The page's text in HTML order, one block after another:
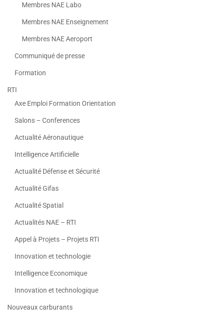
Membres NAE Labo
Membres NAE Enseignement
Membres NAE Aeroport
Communiqué de presse
Formation
RTI
Axe Emploi Formation Orientation
Salons – Conferences
Actualité Aéronautique
Intelligence Artificielle
Actualité Défense et Sécurité
Actualité Gifas
Actualité Spatial
Actualités NAE – RTI
Appel à Projets – Projets RTI
Innovation et technologie
Intelligence Economique
Innovation et technologique
Nouveaux carburants